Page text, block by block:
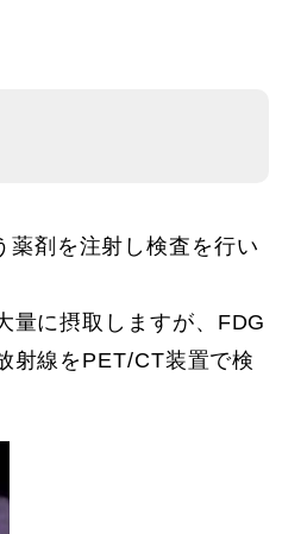
剤を注射し検査を行い
量に摂取しますが、FDG
射線をPET/CT装置で検